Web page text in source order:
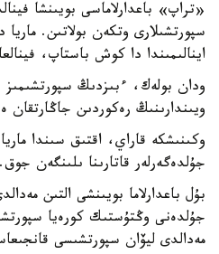
«تراپ» باعدارلاماسى بويىنشا
سپورتشىلارى وتكەن بولاتىن. ماريا
اينالىمىندا دا كوش باستاپ،
ويىندارىنىڭ رەكوردىن جاڭارتقان
وكىنىشكە قاراي، اقتىق سىندا
جۇلدەگەرلەر قاتارىنا ىلىنگەن جوق.
بۇل باعدارلاما بويىنشى التىن
جۇلدەنى وڭتۇستىك كورەيا
مەدالدى ليۆان سپورتشىسى